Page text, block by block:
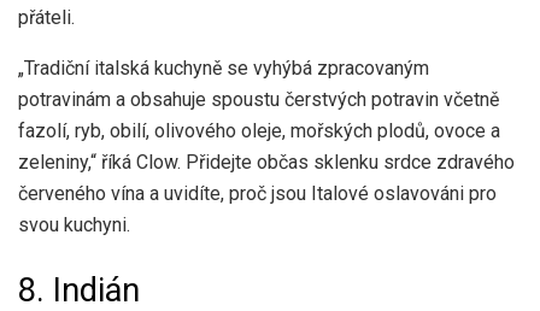
přáteli.
„Tradiční italská kuchyně se vyhýbá zpracovaným
potravinám a obsahuje spoustu čerstvých potravin včetně
fazolí, ryb, obilí, olivového oleje, mořských plodů, ovoce a
zeleniny,“ říká Clow. Přidejte občas sklenku srdce zdravého
červeného vína a uvidíte, proč jsou Italové oslavováni pro
svou kuchyni.
8. Indián